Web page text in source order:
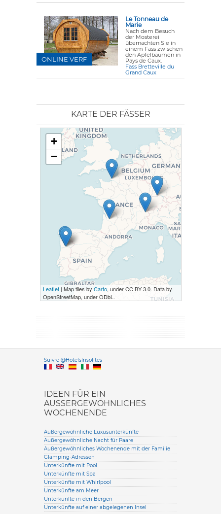
Le Tonneau de
Marie
Nach dem Besuch
der Mosterei
übernachten Sie in
einem Fass zwischen
den Apfelbäumen in
Pays de Caux.
Fass Bretteville du
Grand Caux
ONLINE VERF
KARTE DER FÄSSER
+
−
Leaflet| Map tiles byCarto, under CC BY 3.0. Data by
OpenStreetMap, under ODbL.
Suivre @HotelsInsolitesVersione
IDEEN FÜR EIN
AUSSERGEWÖHNLICHES W
OCHENENDE
Außergewöhnliche Luxusunterkünfte
Außergewöhnliche Nacht für Paare
Außergewöhnliches Wochenende mit der Familie
Glamping-Adressen
Unterkünfte mit Pool
Unterkünfte mit Spa
Unterkünfte mit Whirlpool
Unterkünfte am Meer
Unterkünfte in den Bergen
Unterkünfte auf einer abgelegenen Insel